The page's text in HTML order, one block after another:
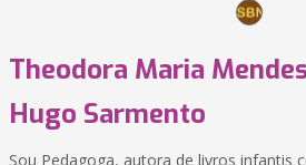
Theodora Maria
Hugo Sarmento
Sou Pedagoga, autora de livros infantis